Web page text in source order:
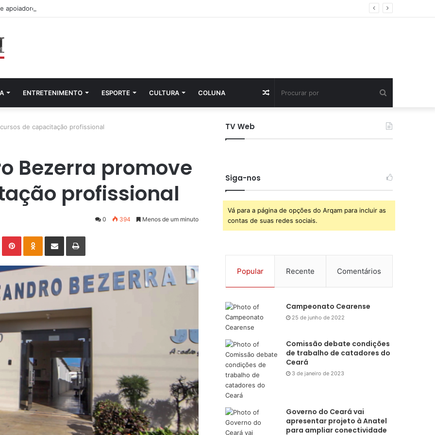
apoiadores e lideranças em lançamento de pré-candidatura a deputado estadual
ENTRETENIMENTO ESPORTE CULTURA COLUNA
por
Artigo
de capacitação profissional
Bezerra promove
profissional
0 394 Menos de um minuto
Linkedin Pinterest
TV Web
Siga-nos
Vá para a página de opções do Arqam para incluir as
contas de suas redes sociais.
Popular Recente Comentários
Campeonato Cearense
25 de junho de 2022
Comissão debate condições
de trabalho de catadores do
Ceará
3 de janeiro de 2023
Governo do Ceará vai
apresentar projeto à Anatel
para ampliar conectividade